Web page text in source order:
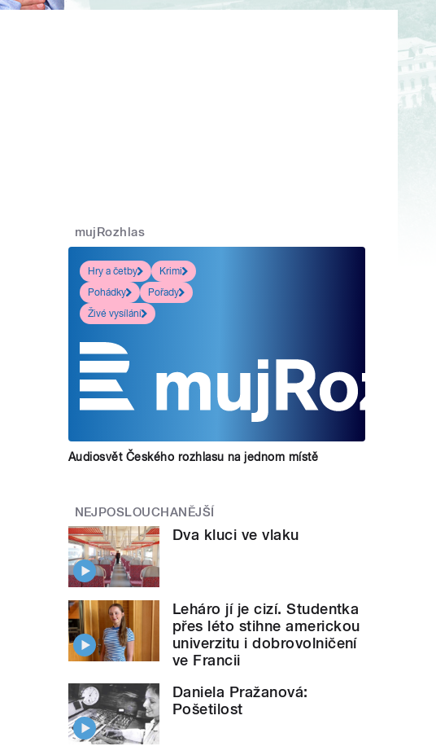
mujRozhlas
Hry a četby
Krimi
Pohádky
Pořady
Živé vysílání
Audiosvět Českého rozhlasu na jednom místě
NEJPOSLOUCHANĚJŠÍ
Dva kluci ve vlaku
Leháro jí je cizí. Studentka
přes léto stihne americkou
univerzitu i dobrovolničení
ve Francii
Daniela Pražanová:
Pošetilost